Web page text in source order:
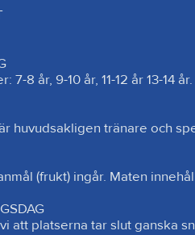
7-8 år, 9-10 år, 11-12 år 13-14 år.
huvudsakligen tränare och
(frukt) ingår. Maten
att platserna tar slut ganska